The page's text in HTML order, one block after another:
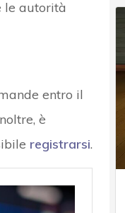
le autorità
entro il
è
registrarsi.